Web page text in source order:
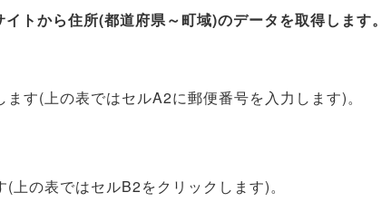
トから住所(都道府県～町域)のデータを取得します。
す(上の表ではセルA2に郵便番号を入力します)。
の表ではセルB2をクリックします)。